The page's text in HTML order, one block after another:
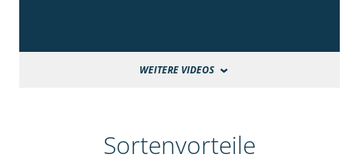
WEITERE VIDEOS
Sortenvorteile